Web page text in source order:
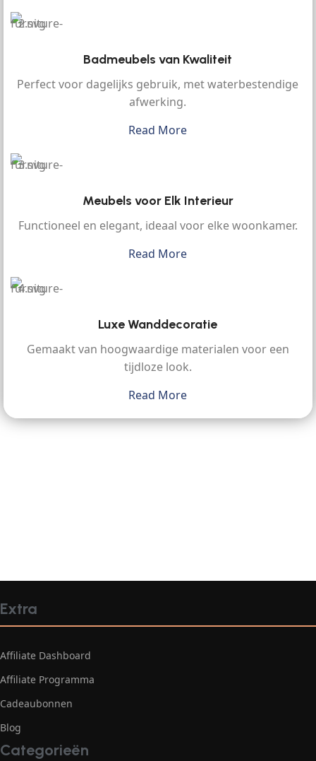
Badmeubels van Kwaliteit
Perfect voor dagelijks gebruik, met waterbestendige
afwerking.
Read More
Meubels voor Elk Interieur
Functioneel en elegant, ideaal voor elke woonkamer.
Read More
Luxe Wanddecoratie
Gemaakt van hoogwaardige materialen voor een
tijdloze look.
Read More
Extra
Affiliate Dashboard
Affiliate Programma
Cadeaubonnen
Blog
Categorieën